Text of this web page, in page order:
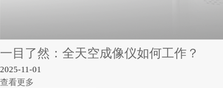
一目了然：全天空成像仪如何工作？
2025-11-01
查看更多